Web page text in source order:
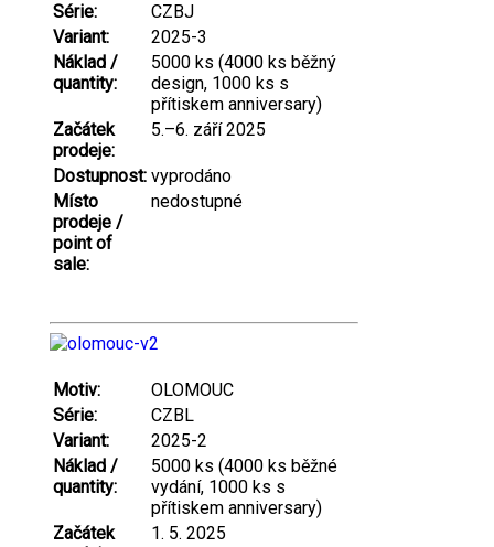
Série:
CZBJ
Variant:
2025-3
Náklad /
quantity:
5000 ks (4000 ks běžný
design, 1000 ks s
přítiskem anniversary)
Začátek
prodeje:
5.–6. září 2025
Dostupnost: vyprodáno
Místo
prodeje /
point of
sale:
nedostupné
Motiv:
OLOMOUC
Série:
CZBL
Variant:
2025-2
Náklad /
quantity:
5000 ks (4000 ks běžné
vydání, 1000 ks s
přítiskem anniversary)
Začátek
1. 5. 2025